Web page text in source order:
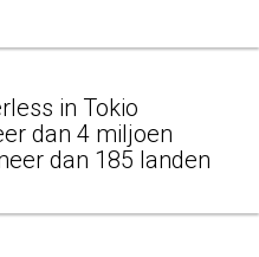
in Tokio
dan 4 miljoen
dan 185 landen